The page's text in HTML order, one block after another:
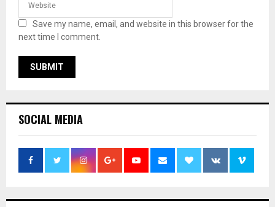
Save my name, email, and website in this browser for the
next time I comment.
SOCIAL MEDIA